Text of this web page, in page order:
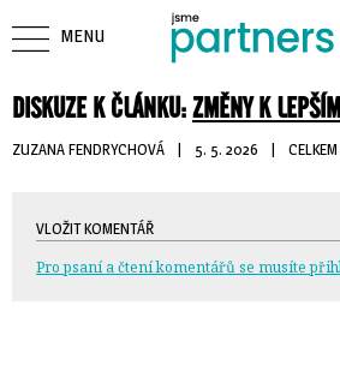
DISKUZE K ČLÁNKU:ZMĚNY K
ZUZANA FENDRYCHOVÁ | 5. 5. 2026 |
VLOŽIT KOMENTÁŘ
Pro psaní a čtení komentářů se musíte
MENU